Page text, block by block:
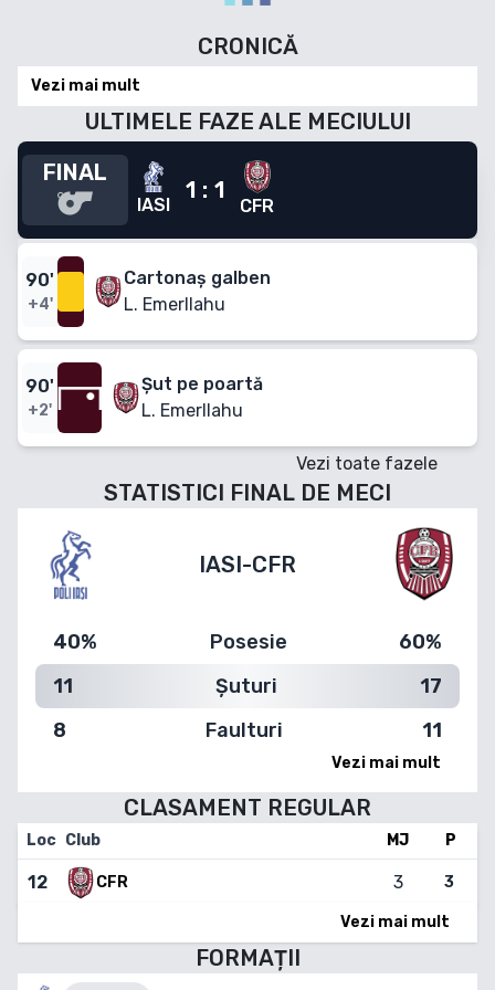
CRONICĂ
Vezi mai mult
ULTIMELE FAZE ALE MECIULUI
FINAL
IASI
1 : 1
CFR
90'
+4'
Cartonaș galben
L. Emerllahu
90'
+2'
Șut pe poartă
L. Emerllahu
Vezi toate fazele
STATISTICI FINAL DE MECI
IASI-CFR
40% Posesie
60%
11
Șuturi
17
8
Faulturi 11
Vezi mai mult
CLASAMENT REGULAR
Loc Club MJ P
12 CFR 3 3
Vezi mai mult
FORMAȚII